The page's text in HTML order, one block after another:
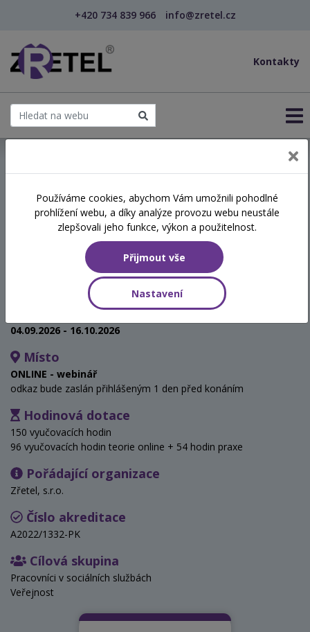
+420 734 839 966 info@zretel.cz
Kontakty
kvalifikační vzdělávání
Kvalifikační kurz pro
pracovníky v sociálních
službách
04.09.2026 - 16.10.2026
Místo
ONLINE - webinář
odkaz bude zaslán přihlášeným 1 den před konáním
Hodinová dotace
150 vyučovacích hodin
96 vyučovacích hodin teorie online + 54 hodin praxe
Pořádající organizace
Zřetel, s.r.o.
Číslo akreditace
A2022/1332-PK
Cílová skupina
Pracovníci v sociálních službách
Veřejnost
Používáme cookies, abychom Vám umožnili pohodlné
prohlížení webu, a díky analýze provozu webu neustále
zlepšovali jeho funkce, výkon a použitelnost.
Přijmout vše
Nastavení